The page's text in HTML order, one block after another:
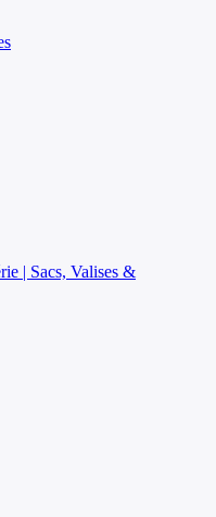
| Sacs, Valises &